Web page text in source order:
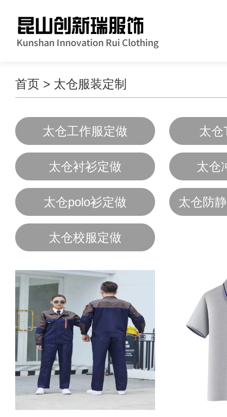
首页 > 太仓服装定制
太仓工作服定做 太仓
太仓衬衫定做 太仓
太仓polo衫定做 太仓防
太仓校服定做